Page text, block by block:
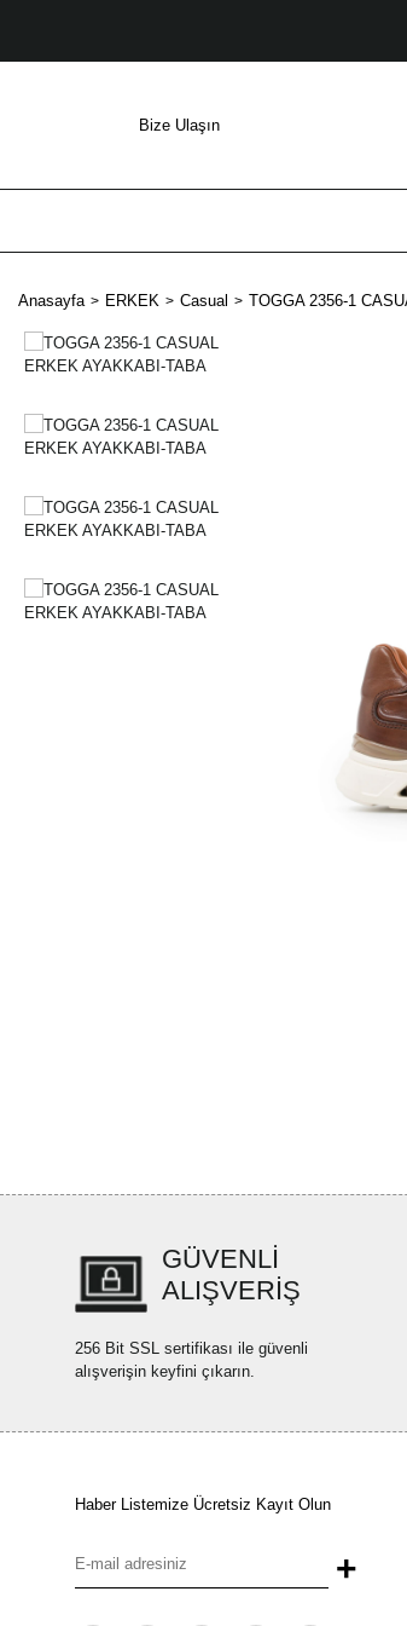
Bize Ulaşın
Anasayfa ERKEK Casual TOGGA 2356-1
GÜVENLİ
ALIŞVERİŞ
256 Bit SSL sertifikası ile güvenli
alışverişin keyfini çıkarın.
Haber Listemize Ücretsiz Kayıt Olun
+